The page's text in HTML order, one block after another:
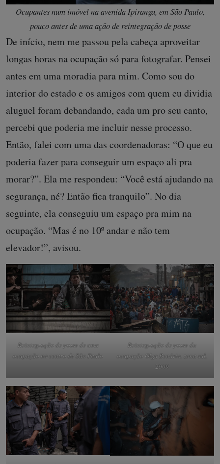
Ocupantes num imóvel na avenida Ipiranga, em São Paulo,
pouco antes de uma ação de reintegração de posse
De início, nem me passou pela cabeça aproveitar
longas horas na ocupação só para fotografar. Pensei
antes em uma moradia para mim. Como sou do
interior do estado e os amigos com quem eu dividia
aluguel foram debandando, cada um pro seu canto,
percebi que poderia me incluir nesse processo.
Então, falei com uma das coordenadoras: “O que eu
poderia fazer para conseguir um espaço ali pra
morar?”. Ela me respondeu: “Você está ajudando na
segurança, né? Então fica tranquilo”. No dia
seguinte, ela conseguiu um espaço pra mim na
ocupação. “Mas é no 10º andar e não tem
elevador!”, avisou.
Reintegração de posse de uma
ocupação no centro de São Paulo
Reintegração de posse da
ocupação Olga Benário, zona sul,
2009